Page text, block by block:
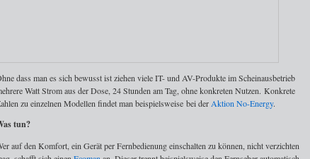
dass man es sich bewusst ist ziehen viele IT- und AV-Produkte im Scheinausbetrieb
Watt Strom aus der Dose, 24 Stunden am Tag, ohne konkreten Nutzen. Konkrete
zu einzelnen Modellen findet man beispielsweise bei der Aktion No-Energy.
tun?
auf den Komfort, ein Gerät per Fernbedienung einschalten zu können, nicht verzichten